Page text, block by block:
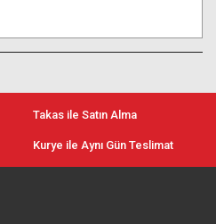
Takas ile Satın Alma
Kurye ile Aynı Gün Teslimat